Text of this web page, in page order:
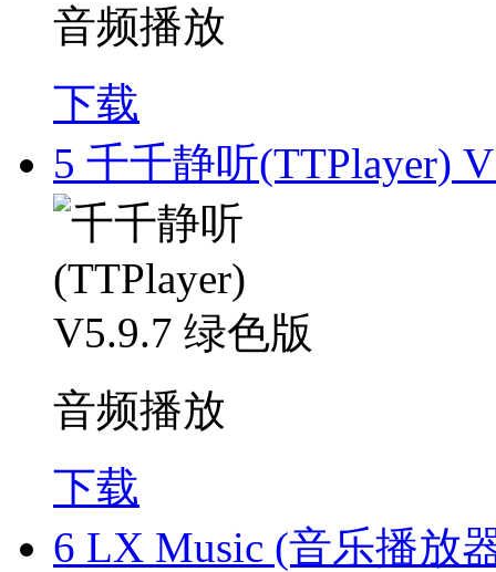
音频播放
下载
5 千千静听(TTPlayer)
音频播放
下载
6 LX Music (音乐播放